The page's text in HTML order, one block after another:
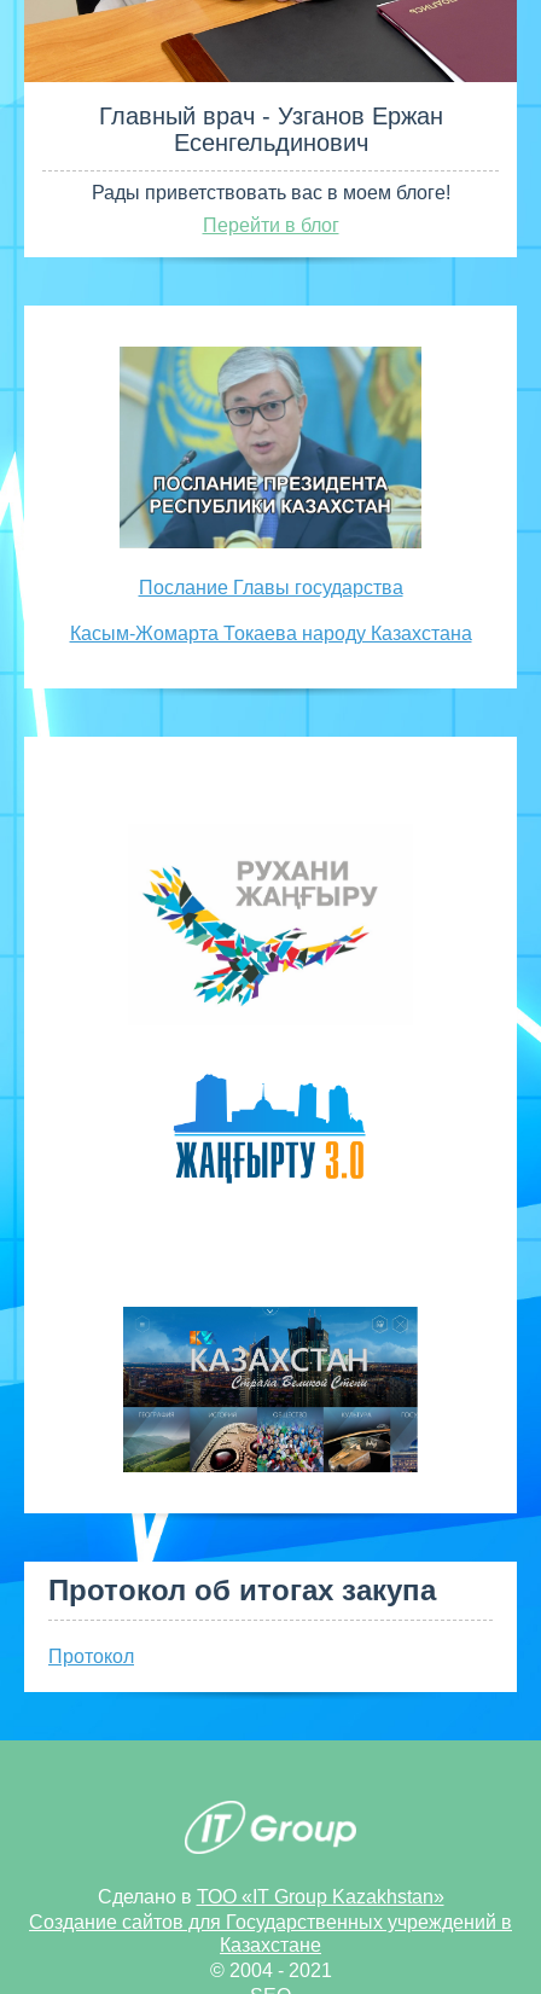
Главный врач - Узганов Ержан
Есенгельдинович
Рады приветствовать вас в моем блоге!
Перейти в блог
Послание Главы государства
Касым-Жомарта Токаева народу Казахстана
Протокол об итогах закупа
Протокол
Сделано в ТОО «IT Group Kazakhstan»
Создание сайтов для Государственных учреждений в
Казахстане
© 2004 - 2021